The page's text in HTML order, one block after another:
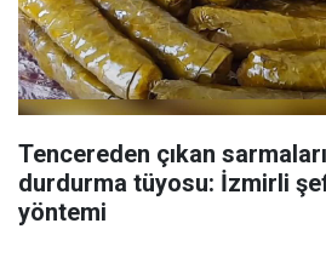
Tencereden çıkan
durdurma tüyosu: İzmirli
yöntemi